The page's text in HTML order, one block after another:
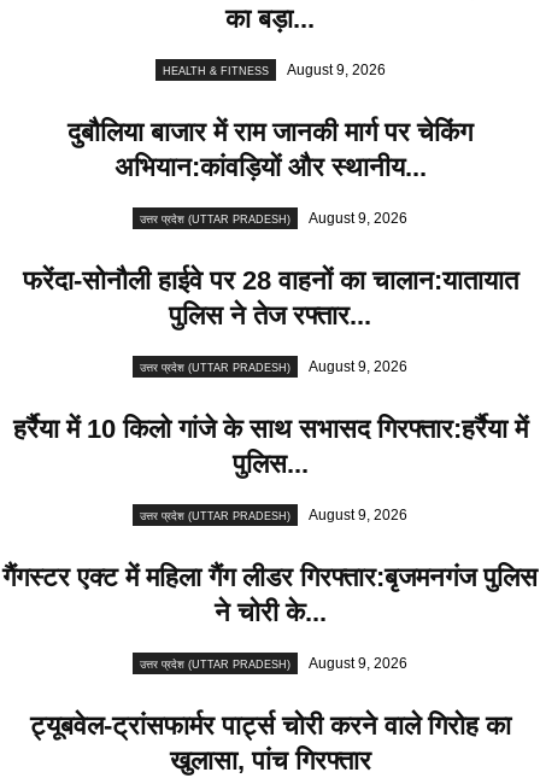
का बड़ा...
HEALTH & FITNESS August 9, 2026
दुबौलिया बाजार में राम जानकी मार्ग पर चेकिंग
अभियान:कांवड़ियों और स्थानीय...
उत्तर प्रदेश (UTTAR PRADESH) August 9, 2026
फरेंदा-सोनौली हाईवे पर 28 वाहनों का चालान:यातायात
पुलिस ने तेज रफ्तार...
उत्तर प्रदेश (UTTAR PRADESH) August 9, 2026
हर्रैया में 10 किलो गांजे के साथ सभासद गिरफ्तार:हर्रैया में
पुलिस...
उत्तर प्रदेश (UTTAR PRADESH) August 9, 2026
गैंगस्टर एक्ट में महिला गैंग लीडर गिरफ्तार:बृजमनगंज पुलिस
ने चोरी के...
उत्तर प्रदेश (UTTAR PRADESH) August 9, 2026
ट्यूबवेल-ट्रांसफार्मर पार्ट्स चोरी करने वाले गिरोह का
खुलासा, पांच गिरफ्तार